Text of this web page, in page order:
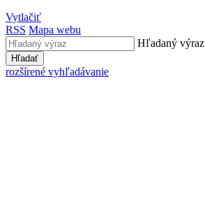
Vytlačiť
RSS Mapa webu
Hľadaný výraz
Hľadať
rozšírené vyhľadávanie